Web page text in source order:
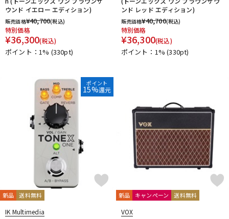
ウンド イエロー エディション)
販売価格¥40,700(税込)
特別価格
¥36,300(税込)
ポイント：1% (330pt)
ンド レッド エディション)
販売価格¥40,700(税込)
特別価格
¥36,300(税込)
ポイント：1%(330pt)
ポイント
15%還元
新品 送料無料
IK Multimedia
新品 キャンペーン 送料無料
VOX